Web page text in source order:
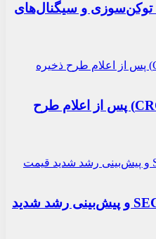
توکن‌سوزی و سیگنال‌های
رشد 40 درصدی کرونوس (CRO) پس از اعلام طرح
پایان دعوای حقوقی ریپل با SEC و پیش‌بینی رشد شدید